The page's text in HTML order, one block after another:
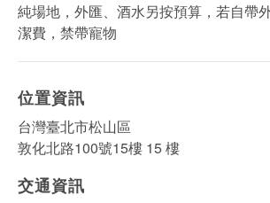
純場地，外匯、酒水另按預算，若自帶
潔費，禁帶寵物
位置資訊
台灣臺北市松山區
敦化北路100號15樓 15 樓
交通資訊